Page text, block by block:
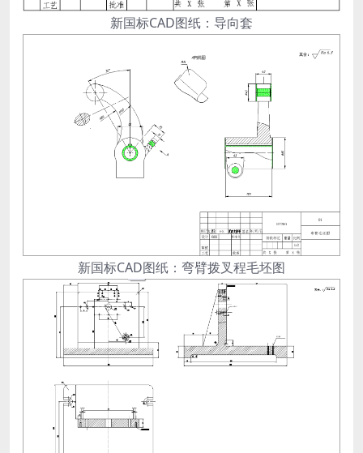
新国标CAD图纸：导向套
新国标CAD图纸：弯臂拨叉程毛坯图